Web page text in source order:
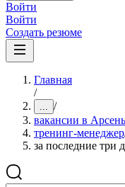
Войти
Войти
Создать резюме
Главная
/
... /
вакансии в
тренинг-менеджер
за последние три